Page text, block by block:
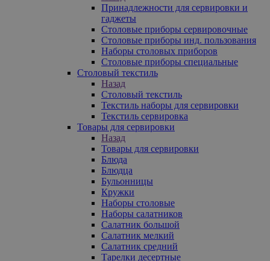
Принадлежности для сервировки и
гаджеты
Столовые приборы сервировочные
Столовые приборы инд. пользования
Наборы столовых приборов
Столовые приборы специальные
Столовый текстиль
Назад
Столовый текстиль
Текстиль наборы для сервировки
Текстиль сервировка
Товары для сервировки
Назад
Товары для сервировки
Блюда
Блюдца
Бульонницы
Кружки
Наборы столовые
Наборы салатников
Салатник большой
Салатник мелкий
Салатник средний
Тарелки десертные